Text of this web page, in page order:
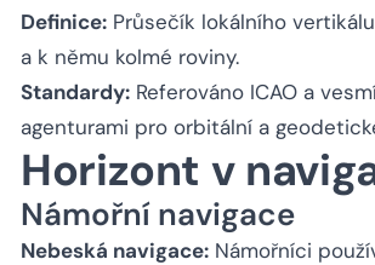
Definice: Průsečík lokálního
a k němu kolmé roviny.
Standardy: Referováno ICAO a
agenturami pro orbitální a
Horizont v
Námořní navigace
Nebeská navigace: Námořníci